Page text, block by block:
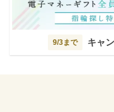
9/3まで キャ